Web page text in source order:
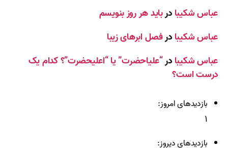
عباس شکیبا درباید هر روز بنویسم
عباس شکیبا درفصل ابرهای زیبا
عباس شکیبا در“علیاحضرت” یا “اعلیحضرت”؟ کدام یک
درست است؟
بازدیدهای امروز:
۱
بازدیدهای دیروز: